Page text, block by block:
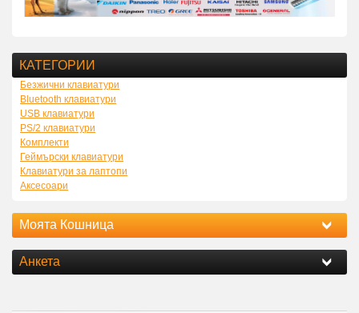
КАТЕГОРИИ
Безжични клавиатури
Bluetooth клавиатури
USB клавиатури
PS/2 клавиатури
Комплекти
Геймърски клавиатури
Клавиатури за лаптопи
Аксесоари
Моята Кошница
Анкета